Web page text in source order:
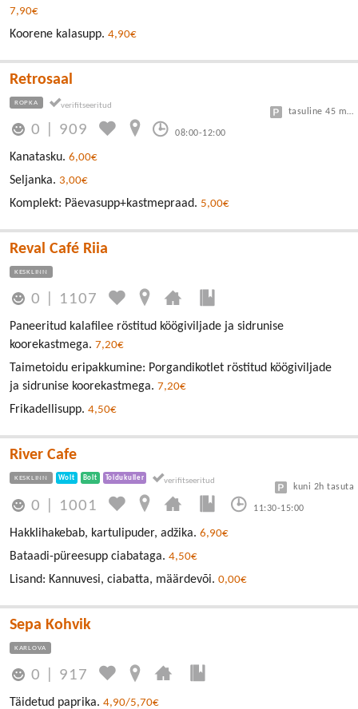
7,90€
Koorene kalasupp. 4,90€
Retrosaal
ROPKA
0 909 08:00-12:00
tasuline 45 minutit tasuta
Kanatasku. 6,00€
Seljanka. 3,00€
Komplekt: Päevasupp+kastmepraad. 5,00€
Reval Café Riia
KESKLINN
0 1107
Paneeritud kalafilee röstitud köögiviljade ja sidrunise
koorekastmega. 7,20€
Taimetoidu eripakkumine: Porgandikotlet röstitud köögiviljade
ja sidrunise koorekastmega. 7,20€
Frikadellisupp. 4,50€
River Cafe
KESKLINN Wolt Bolt Toidukuller
0 1001 11:30-15:00
kuni 2h tasuta
Hakklihakebab, kartulipuder, adžika. 6,90€
Bataadi-püreesupp ciabataga. 4,50€
Lisand: Kannuvesi, ciabatta, määrdevõi. 0,00€
Sepa Kohvik
KARLOVA
0 917
Täidetud paprika. 4,90/5,70€